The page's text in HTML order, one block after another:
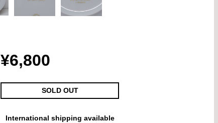
¥6,800
SOLD OUT
International shipping available